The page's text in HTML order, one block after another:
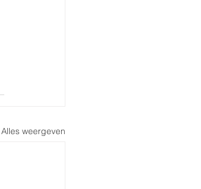
Alles weergeven